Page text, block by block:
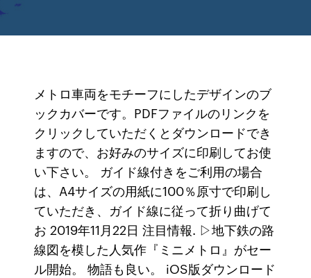
メトロ車両をモチーフにしたデザインのブ
ックカバーです。PDFファイルのリンクを
クリックしていただくとダウンロードでき
ますので、お好みのサイズに印刷してお使
い下さい。 ガイド線付きをご利用の場合
は、A4サイズの用紙に100％原寸で印刷し
ていただき、ガイド線に従って折り曲げて
お 2019年11月22日 注目情報. ▷地下鉄の路
線図を模した人気作『ミニメトロ』がセー
ル開始。 物語も良い。 iOS版ダウンロード